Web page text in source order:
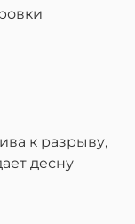
к разрыву,
десну